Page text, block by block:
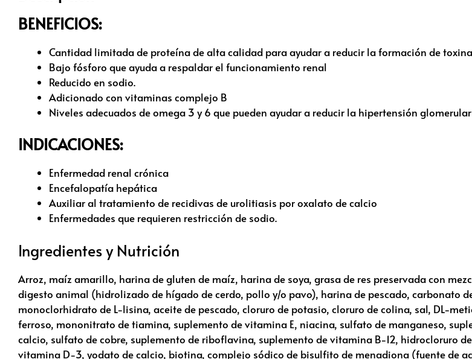
BENEFICIOS:
Cantidad limitada de proteína de alta calidad para ayudar a reducir la formación de
Bajo fósforo que ayuda a respaldar el funcionamiento renal
Reducido en sodio.
Adicionado con vitaminas complejo B
Niveles adecuados de omega 3 y 6 que pueden ayudar a reducir la hipertensión
INDICACIONES:
Enfermedad renal crónica
Encefalopatía hepática
Auxiliar al tratamiento de recidivas de urolitiasis por oxalato de calcio
Enfermedades que requieren restricción de sodio.
Ingredientes y Nutrición
Arroz, maíz amarillo, harina de gluten de maíz, harina de soya, grasa de res preservada con
digesto animal (hidrolizado de hígado de cerdo, pollo y/o pavo), harina de pescado, carbonato
monoclorhidrato de L-lisina, aceite de pescado, cloruro de potasio, cloruro de colina, sal, DL-
ferroso, mononitrato de tiamina, suplemento de vitamina E, niacina, sulfato de manganeso,
calcio, sulfato de cobre, suplemento de riboflavina, suplemento de vitamina B-12, hidrocloruro
vitamina D-3, yodato de calcio, biotina, complejo sódico de bisulfito de menadiona (fuente de